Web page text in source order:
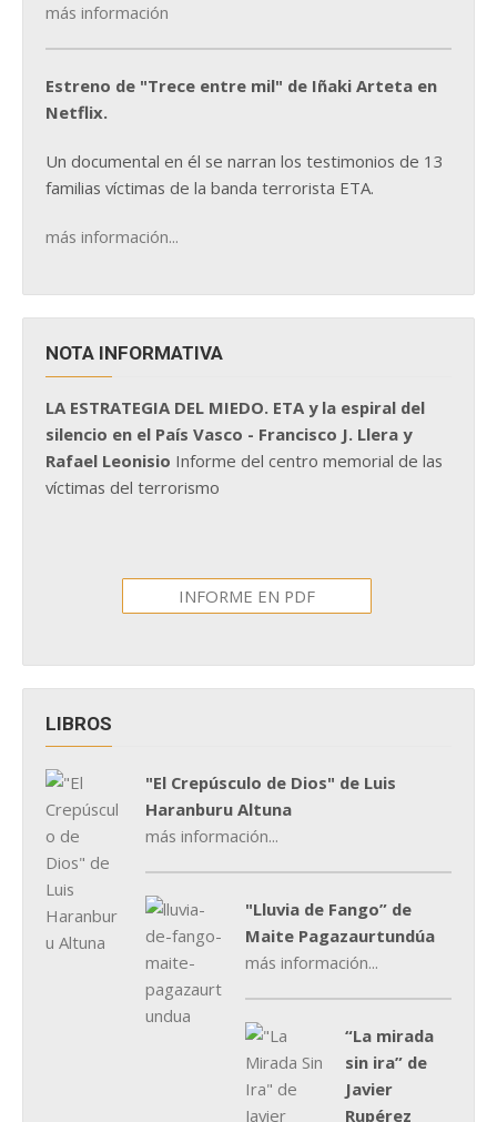
más información
Estreno de "Trece entre mil" de Iñaki Arteta en
Netflix.
Un documental en él se narran los testimonios de 13
familias víctimas de la banda terrorista ETA.
más información...
NOTA INFORMATIVA
LA ESTRATEGIA DEL MIEDO. ETA y la espiral del
silencio en el País Vasco - Francisco J. Llera y
Rafael Leonisio Informe del centro memorial de las
víctimas del terrorismo
INFORME EN PDF
LIBROS
"El Crepúsculo de Dios" de Luis
Haranburu Altuna
más información...
"Lluvia de Fango” de
Maite Pagazaurtundúa
más información...
“La mirada
sin ira” de
Javier
Rupérez